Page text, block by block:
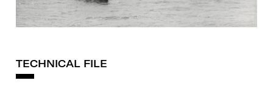
TECHNICAL FILE